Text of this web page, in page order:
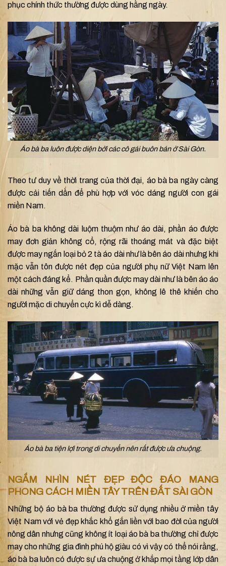
phục chính thức thường được dùng hằng ngày.
Áo bà ba luôn được diện bởi các cô gái buôn bán ở Sài Gòn.
Theo tư duy về thời trang của thời đại, áo bà ba ngày càng
được cải tiến dần để phù hợp với vóc dáng người con gái
miền Nam.
Áo bà ba không dài luộm thuộm như áo dài, phần áo được
may đơn giản không cổ, rộng rãi thoáng mát và đặc biệt
được may ngắn loại bỏ 2 tà áo dài như là bên áo dài nhưng khi
mặc vẫn tôn được nét đẹp của người phụ nữ Việt Nam lên
một cách đáng kể. Phần quần được may dài như là bên áo áo
dài những vẫn giữ dáng thon gọn, không lê thê khiến cho
người mặc di chuyển cực kì dễ dàng.
Áo bà ba tiện lợi trong di chuyển nên rất được ưa chuộng.
NGẮM NHÌN NÉT ĐẸP ĐỘC ĐÁO MANG
PHONG CÁCH MIỀN TÂY TRÊN ĐẤT SÀI GÒN
Những bộ áo bà ba thường được sử dụng nhiều ở miền tây
Việt Nam với vẻ đẹp khắc khổ gắn liền với bao đời của người
nông dân nhưng cũng không ít loại áo bà ba thường chỉ được
may cho những gia đình phú hộ giàu có vì vậy có thể nói rằng,
áo bà ba luôn có được sự ưa chuộng ở khắp mọi tầng lớp dân